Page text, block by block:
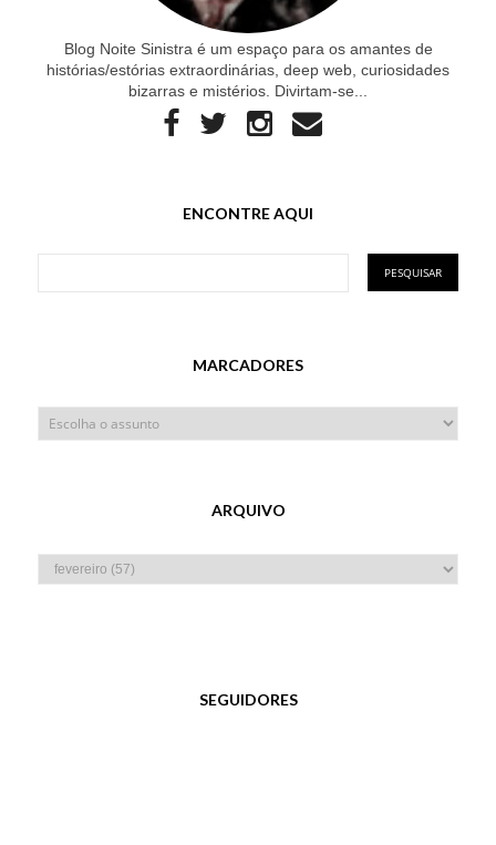
Blog Noite Sinistra é um espaço para os amantes de
histórias/estórias extraordinárias, deep web, curiosidades
bizarras e mistérios. Divirtam-se...
ENCONTRE AQUI
MARCADORES
ARQUIVO
SEGUIDORES